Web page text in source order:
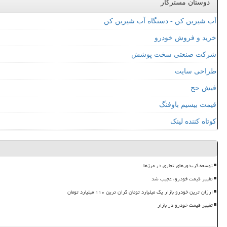
دوستان مسترکار
آب شیرین کن - دستگاه آب شیرین کن
خرید و فروش خودرو
شرکت صنعتی سخت پوشش
طراحی سایت
فیش حج
قیمت بیسیم باوفنگ
کوتاه کننده لینک
توسعه کریدورهای تجاری در مرزها
تغییر قیمت خودرو، عجیب شد
ارزان ترین خودرو بازار یک میلیارد تومان گران ترین ۱۱۰ میلیارد تومان
تغییر قیمت خودرو در بازار